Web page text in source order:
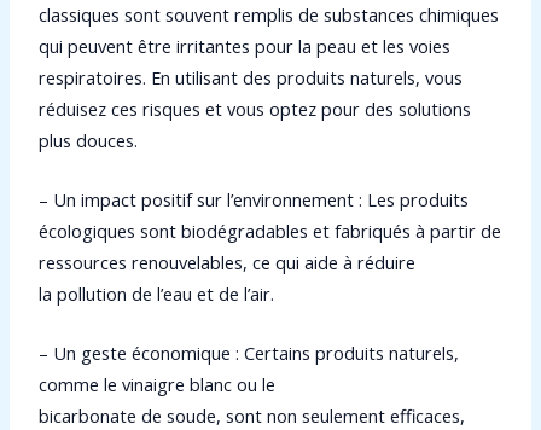
classiques sont souvent remplis de substances chimiques
qui peuvent être irritantes pour la peau et les voies
respiratoires. En utilisant des produits naturels, vous
réduisez ces risques et vous optez pour des solutions
plus douces.
– Un impact positif sur l’environnement : Les produits
écologiques sont biodégradables et fabriqués à partir de
ressources renouvelables, ce qui aide à réduire
la pollution de l’eau et de l’air.
– Un geste économique : Certains produits naturels,
comme le vinaigre blanc ou le
bicarbonate de soude, sont non seulement efficaces,